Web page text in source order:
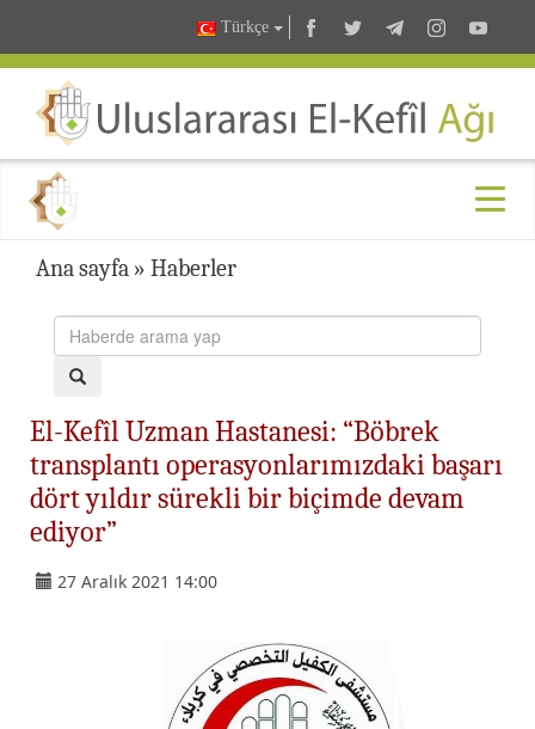
Türkçe
Ana sayfa » Haberler
El-Kefîl Uzman Hastanesi: “Böbrek
transplantı operasyonlarımızdaki başarı
dört yıldır sürekli bir biçimde devam
ediyor”
27 Aralık 2021 14:00